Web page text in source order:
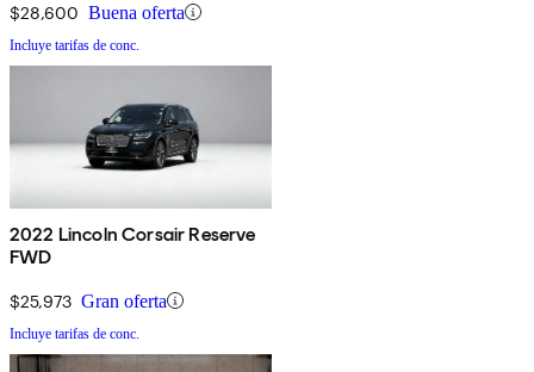
$28,600 Buena oferta
Incluye tarifas de conc.
2022 Lincoln Corsair Reserve
FWD
$25,973 Gran oferta
Incluye tarifas de conc.